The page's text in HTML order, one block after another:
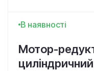
В наявності
Мотор-